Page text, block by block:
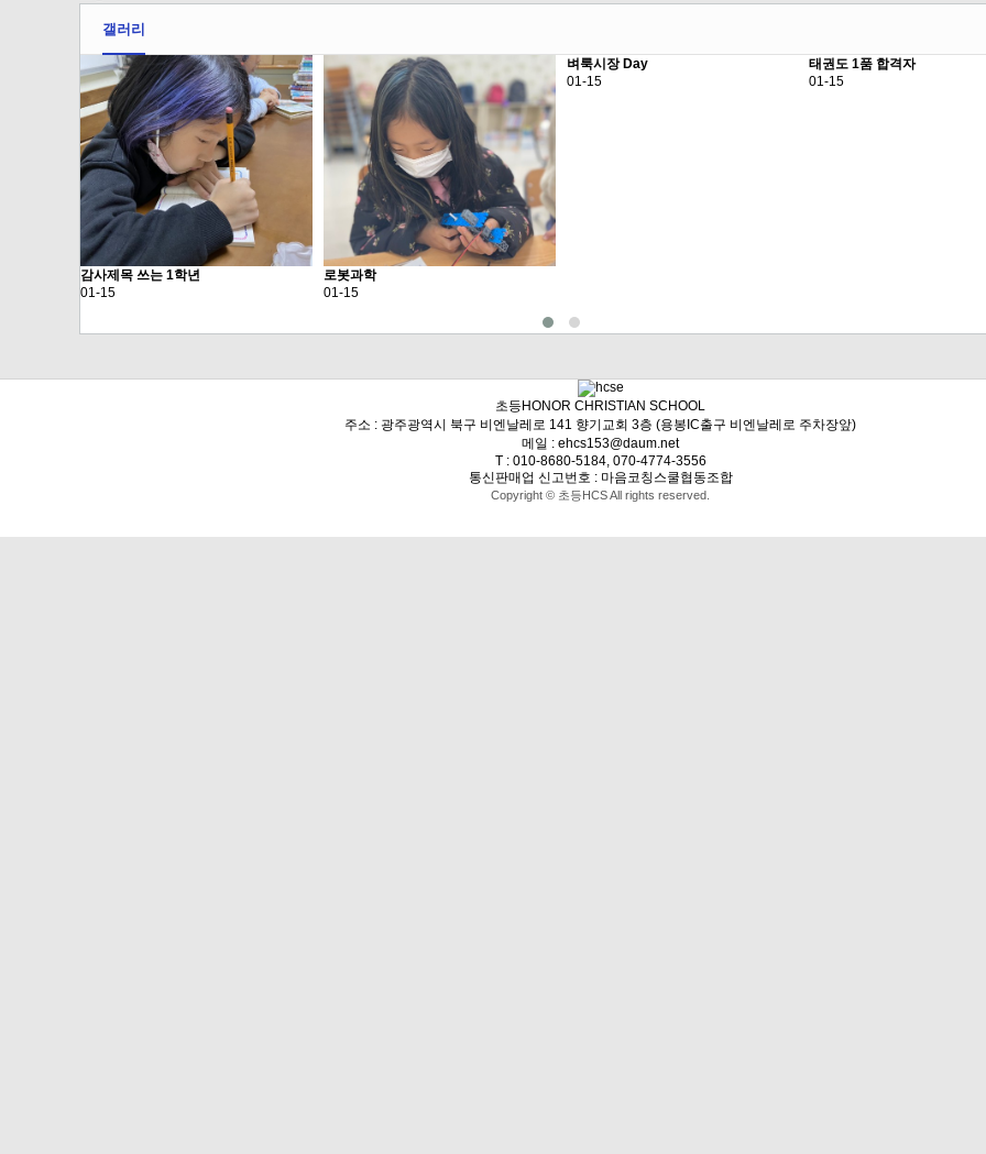
갤러리
감사제목 쓰는 1학년
01-15
로봇과학
01-15
벼룩시장 Day
01-15
태권도 1품 합격자
01-15
초등HONOR CHRISTIAN SCHOOL
주소 : 광주광역시 북구 비엔날레로 141 향기교회 3층 (용봉IC출구 비엔날레로 주차장앞)
메일 : ehcs153@daum.net
T : 010-8680-5184, 070-4774-3556
통신판매업 신고번호 : 마음코칭스쿨협동조합
Copyright © 초등HCS All rights reserved.